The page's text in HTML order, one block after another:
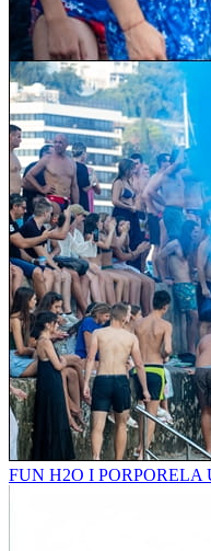
FUN H2O I